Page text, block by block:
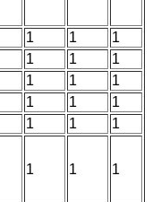
1 1
1
1 1
1
1 1
1
1 1
1
1 1 1
1 1 1